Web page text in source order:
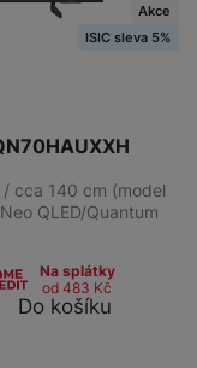
Akce
ISIC sleva 5%
cca 140 cm (model
QLED/Quantum
Na splátky
od 483 Kč
Do košíku